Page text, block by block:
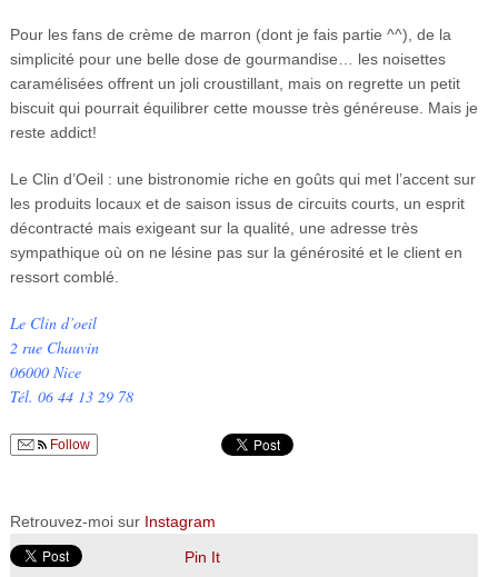
Pour les fans de crème de marron (dont je fais partie ^^), de la
simplicité pour une belle dose de gourmandise… les noisettes
caramélisées offrent un joli croustillant, mais on regrette un petit
biscuit qui pourrait équilibrer cette mousse très généreuse. Mais je
reste addict!
Le Clin d’Oeil : une bistronomie riche en goûts qui met l’accent sur
les produits locaux et de saison issus de circuits courts, un esprit
décontracté mais exigeant sur la qualité, une adresse très
sympathique où on ne lésine pas sur la générosité et le client en
ressort comblé.
Le Clin d’oeil
2 rue Chauvin
06000 Nice
Tél. 06 44 13 29 78
Follow
Retrouvez-moi sur Instagram
Pin It